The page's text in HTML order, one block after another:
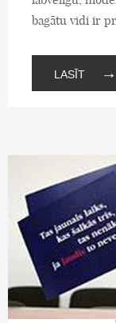
bagātu vidi ir
LASĪT →